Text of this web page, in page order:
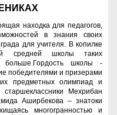
находка для педагогов,
в знания своих
для учителя. В копилке
средней школы таких
школы -
победителями и призерами
предметных олимпиад и
Мехрибан
Аширбекова – знатоки
многогранностью и